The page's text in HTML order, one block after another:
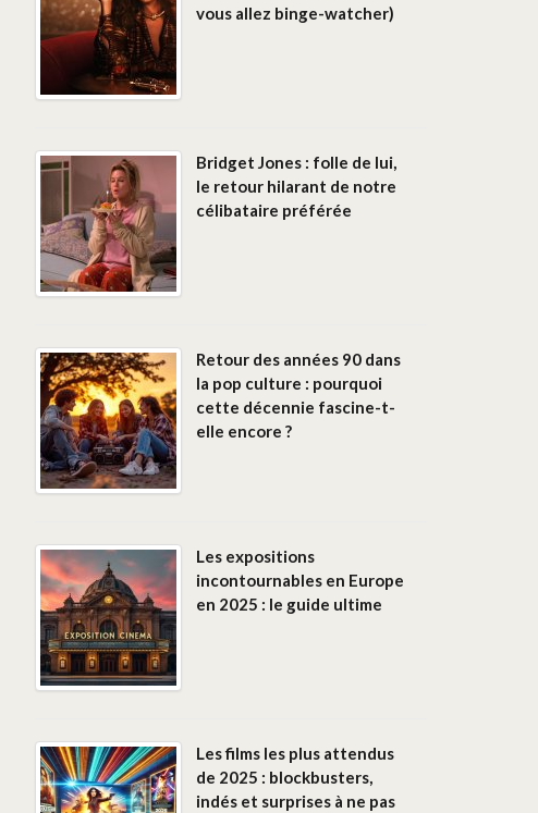
vous allez binge-watcher)
Bridget Jones : folle de lui,
le retour hilarant de notre
célibataire préférée
Retour des années 90 dans
la pop culture : pourquoi
cette décennie fascine-t-
elle encore ?
Les expositions
incontournables en Europe
en 2025 : le guide ultime
Les films les plus attendus
de 2025 : blockbusters,
indés et surprises à ne pas